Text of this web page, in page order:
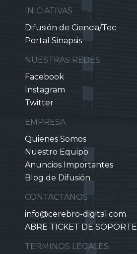
INICIATIVAS
Difusión de Ciencia/Tec
Portal Sinapsis
NUESTRAS REDES
Facebook
Instagram
Twitter
EMPRESA
Quienes Somos
Nuestro Equipo
Anuncios Importantes
Blog de Difusión
CONTACTANOS
info@cerebro-digital.com
ABRE TICKET DE SOPORTE
TERMINOS LEGALES